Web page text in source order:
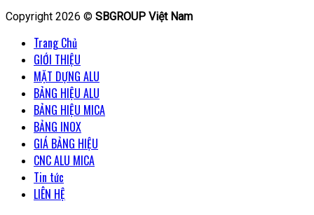
Copyright 2026 © SBGROUP Việt Nam
Trang Chủ
GIỚI THIỆU
MẶT DỰNG ALU
BẢNG HIỆU ALU
BẢNG HIỆU MICA
BẢNG INOX
GIÁ BẢNG HIỆU
CNC ALU MICA
Tin tức
LIÊN HỆ